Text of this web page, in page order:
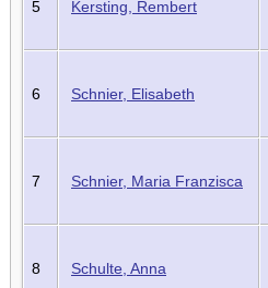
5 Kersting, Rembert
6 Schnier, Elisabeth
7 Schnier, Maria Franzisca
8 Schulte, Anna